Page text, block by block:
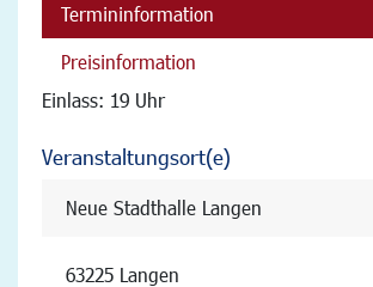
Termininformation
Preisinformation
Einlass: 19 Uhr
Veranstaltungsort(e)
Neue Stadthalle Langen
63225 Langen